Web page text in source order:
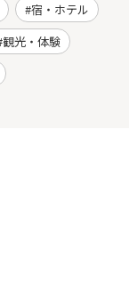
宿・ホテル
観光・体験